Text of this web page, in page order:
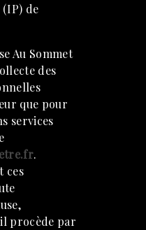
de
Au Sommet
des
que pour
services
.
ces
procède par